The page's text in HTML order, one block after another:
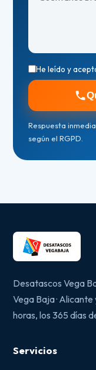
He leído y
Respuesta
según el RGPD.
Desatascos Vega
Vega Baja ·
horas, los 365 días
Servicios